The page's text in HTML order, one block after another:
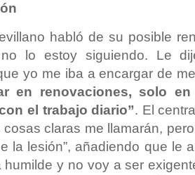
habló de su posible
no lo estoy siguiendo. Le
yo me iba a encargar de
en renovaciones, solo en
el trabajo diario”. El
cosas claras me llamarán,
la lesión”, añadiendo que le
humilde y no voy a ser